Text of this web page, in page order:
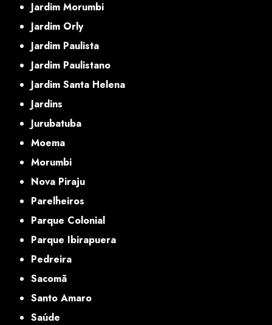
Jardim Morumbi
Jardim Orly
Jardim Paulista
Jardim Paulistano
Jardim Santa Helena
Jardins
Jurubatuba
Moema
Morumbi
Nova Piraju
Parelheiros
Parque Colonial
Parque Ibirapuera
Pedreira
Sacomã
Santo Amaro
Saúde